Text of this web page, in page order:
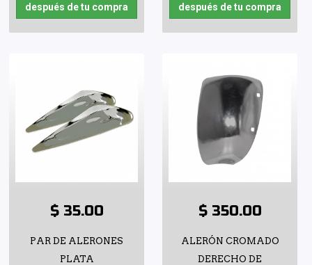
después de tu compra
después de tu compra
$ 35.00
PAR DE ALERONES
PLATA
$ 350.00
ALERÓN CROMADO
DERECHO DE